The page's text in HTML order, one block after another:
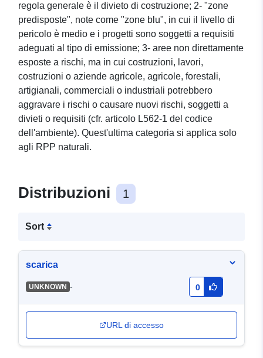
regola generale è il divieto di costruzione; 2- "zone
predisposte", note come "zone blu", in cui il livello di
pericolo è medio e i progetti sono soggetti a requisiti
adeguati al tipo di emissione; 3- aree non direttamente
esposte a rischi, ma in cui costruzioni, lavori,
costruzioni o aziende agricole, agricole, forestali,
artigianali, commerciali o industriali potrebbero
aggravare i rischi o causare nuovi rischi, soggetti a
divieti o requisiti (cfr. articolo L562-1 del codice
dell'ambiente). Quest'ultima categoria si applica solo
agli RPP naturali.
Distribuzioni 1
Sort
scarica
UNKNOWN - 0
URL di accesso